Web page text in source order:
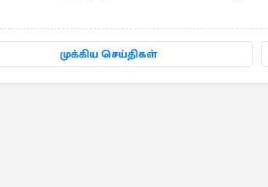
முக்கிய செய்திகள்